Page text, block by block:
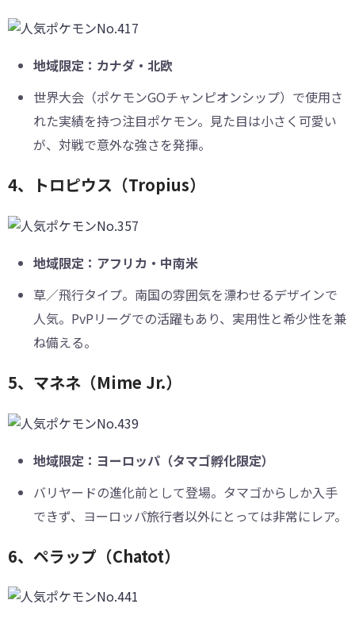
地域限定：カナダ・北欧
世界大会（ポケモンGOチャンピオンシップ）で使用さ
れた実績を持つ注目ポケモン。見た目は小さく可愛い
が、対戦で意外な強さを発揮。
4、トロピウス（Tropius）
地域限定：アフリカ・中南米
草／飛行タイプ。南国の雰囲気を漂わせるデザインで
人気。PvPリーグでの活躍もあり、実用性と希少性を兼
ね備える。
5、マネネ（Mime Jr.）
地域限定：ヨーロッパ（タマゴ孵化限定）
バリヤードの進化前として登場。タマゴからしか入手
できず、ヨーロッパ旅行者以外にとっては非常にレア。
6、ペラップ（Chatot）